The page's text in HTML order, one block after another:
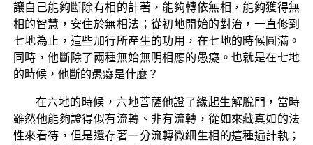
讓自己能夠斷除有相的計著，能夠轉依無相，能夠獲得無
相的智慧，安住於無相法；從初地開始的對治，一直修到
七地為止，這些加行所產生的功用，在七地的時候圓滿。
同時，他斷除了兩種無始無明相應的愚癡。也就是在七地
的時候，他斷的愚癡是什麼？
在六地的時候，六地菩薩他證了緣起生解脫門，當時
雖然他能夠證得似有流轉、非有流轉，從如來藏真如的法
性來看待，但是還存著一分流轉微細生相的這種遍計執；